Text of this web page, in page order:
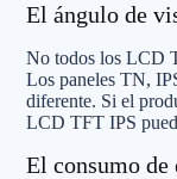
El ángulo de
No todos los LCD
Los paneles TN,
diferente. Si el
LCD TFT IPS
El consumo de